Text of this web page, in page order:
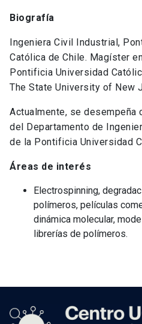
Biografía
Ingeniera Civil Industrial,
Católica de Chile. Magíster
Pontificia Universidad
The State University of New
Actualmente, se
del Departamento de
de la Pontificia Universidad
Áreas de interés
Electrospinning,
polímeros, películas
dinámica molecular,
librerías de polímeros.